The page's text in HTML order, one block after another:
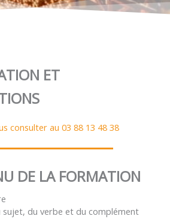
ET
consulter au 03 88 13 48 38
DE LA FORMATION
sujet, du verbe et du complément